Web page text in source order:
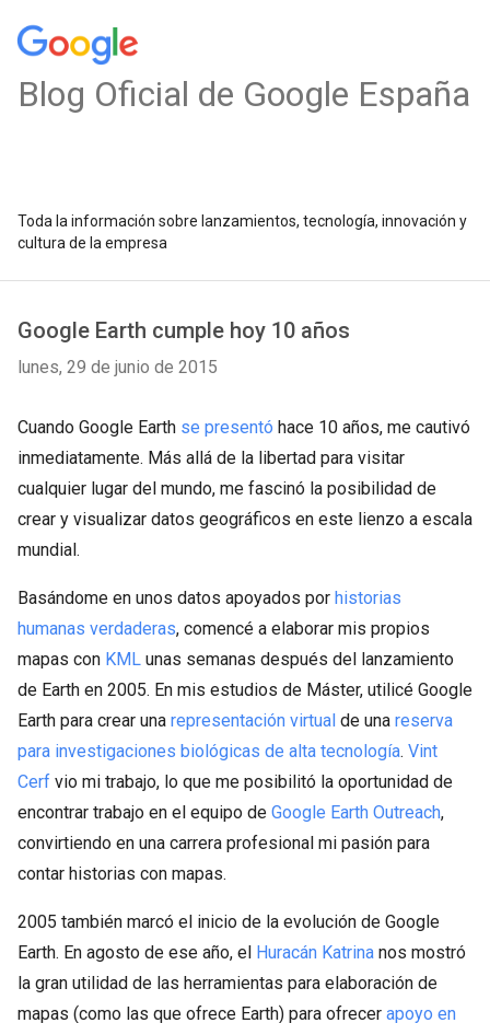
Blog Oficial de Google España
Toda la información sobre lanzamientos, tecnología, innovación y
cultura de la empresa
Google Earth cumple hoy 10 años
lunes, 29 de junio de 2015
Cuando Google Earth se presentó hace 10 años, me cautivó
inmediatamente. Más allá de la libertad para visitar
cualquier lugar del mundo, me fascinó la posibilidad de
crear y visualizar datos geográficos en este lienzo a escala
mundial.
Basándome en unos datos apoyados por historias
humanas verdaderas, comencé a elaborar mis propios
mapas con KML unas semanas después del lanzamiento
de Earth en 2005. En mis estudios de Máster, utilicé Google
Earth para crear una representación virtual de una reserva
para investigaciones biológicas de alta tecnología. Vint
Cerf vio mi trabajo, lo que me posibilitó la oportunidad de
encontrar trabajo en el equipo de Google Earth Outreach,
convirtiendo en una carrera profesional mi pasión para
contar historias con mapas.
2005 también marcó el inicio de la evolución de Google
Earth. En agosto de ese año, el Huracán Katrina nos mostró
la gran utilidad de las herramientas para elaboración de
mapas (como las que ofrece Earth) para ofrecer apoyo en